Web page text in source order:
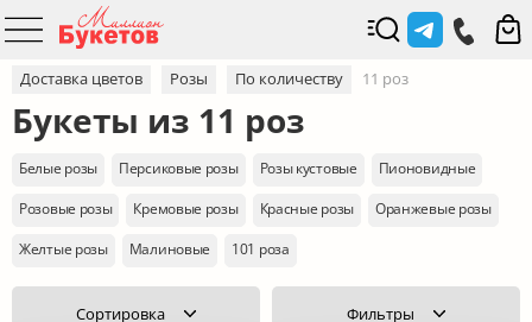
Доставка цветов Розы По количеству 11 роз
Букеты из 11 роз
Белые розы Персиковые розы Розы кустовые
Пионовидные
Розовые розы
Кремовые розы Красные розы
Оранжевые розы
Желтые розы
Малиновые 101 роза
Сортировка Фильтры